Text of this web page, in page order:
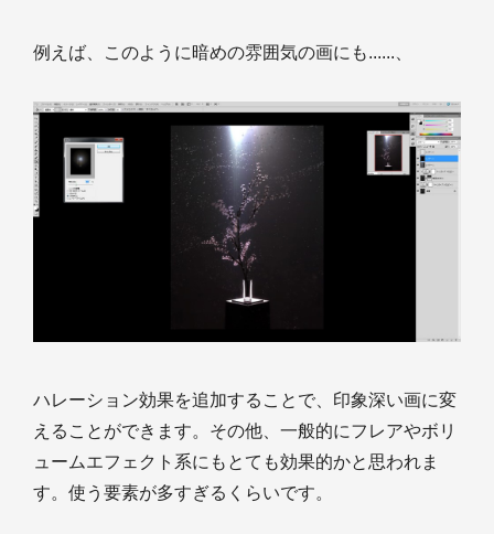
例えば、このように暗めの雰囲気の画にも......、
ハレーション効果を追加することで、印象深い画に変
えることができます。その他、一般的にフレアやボリ
ュームエフェクト系にもとても効果的かと思われま
す。使う要素が多すぎるくらいです。